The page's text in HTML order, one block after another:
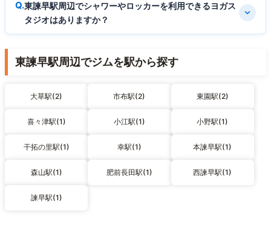
東諫早駅周辺でシャワーやロッカーを利用できるヨガス
タジオはありますか？
東諫早駅周辺でジムを駅から探す
大草駅(2) 市布駅(2) 東園駅(2)
喜々津駅(1) 小江駅(1) 小野駅(1)
干拓の里駅(1) 幸駅(1) 本諫早駅(1)
森山駅(1) 肥前長田駅(1) 西諫早駅(1)
諫早駅(1)